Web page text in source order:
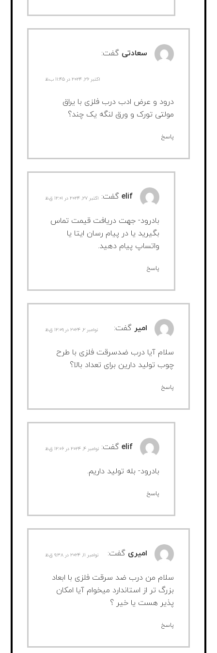
سعادتی گفت:
اکتبر ۲۶, ۲۰۲۴ در ۱۱:۴۵ ب.ظ
درود و عرض ادب درب فلزی با یراق
مولتی تورک و ورق لنگه یک چند؟
پاسخ
elif گفت: اکتبر ۲۷, ۲۰۲۴ در ۱۲:۰۱ ق.ظ
بادرود- جهت دریافت قیمت تماس
بگیرید یا در پیام رسان ایتا یا
واتساپ پیام دهید.
پاسخ
امیر گفت: نوامبر ۲, ۲۰۲۴ در ۱۲:۰۹ ق.ظ
سلام آیا درب ضدسرقت فلزی با طرح
چوب تولید دارین برای تعداد بالا؟
پاسخ
elif گفت: نوامبر ۴, ۲۰۲۴ در ۱۲:۰۶ ق.ظ
بادرود- بله تولید داریم.
پاسخ
امیری گفت: نوامبر ۱۱, ۲۰۲۴ در ۹:۳۸ ق.ظ
سلام من درب ضد سرقت فلزی با ابعاد
بزرگ تر از استاندارد میخوام آیا امکان
پذیر هست یا خیر ؟
پاسخ